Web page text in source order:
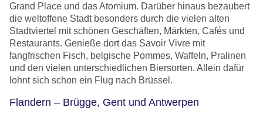
Grand Place und das Atomium. Darüber hinaus bezaubert
die weltoffene Stadt besonders durch die vielen alten
Stadtviertel mit schönen Geschäften, Märkten, Cafés und
Restaurants. Genieße dort das Savoir Vivre mit
fangfrischen Fisch, belgische Pommes, Waffeln, Pralinen
und den vielen unterschiedlichen Biersorten. Allein dafür
lohnt sich schon ein Flug nach Brüssel.
Flandern – Brügge, Gent und Antwerpen